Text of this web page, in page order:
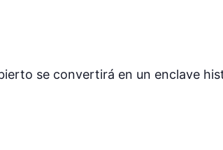
se convertirá en un enclave